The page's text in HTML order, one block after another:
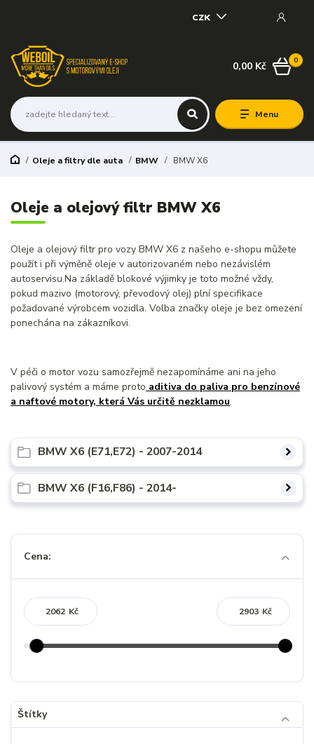
Menu
CZK
0
0,00 Kč
Oleje a filtry dle auta BMW BMW X6
Oleje a olejový filtr BMW X6
Oleje a olejový filtr pro vozy BMW X6 z našeho e-shopu můžete
použít i při výměně oleje v autorizovaném nebo nezávislém
autoservisu.Na základě blokové výjimky je toto možné vždy,
pokud mazivo (motorový, převodový olej) plní specifikace
požadované výrobcem vozidla. Volba značky oleje je bez omezení
ponechána na zákazníkovi.
V péči o motor vozu samozřejmě nezapomínáme ani na jeho
palivový systém a máme proto aditiva do paliva pro benzínové
a naftové motory, která Vás určitě nezklamou.
BMW X6 (E71,E72) - 2007-2014
BMW X6 (F16,F86) - 2014-
Cena:
Kč Kč
Štítky